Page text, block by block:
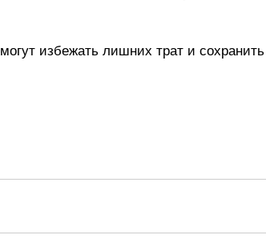
избежать лишних трат и сохранить